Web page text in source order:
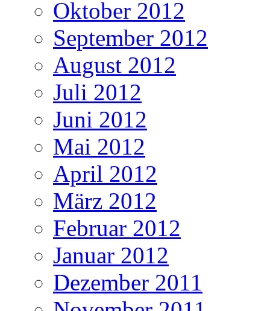
Oktober 2012
September 2012
August 2012
Juli 2012
Juni 2012
Mai 2012
April 2012
März 2012
Februar 2012
Januar 2012
Dezember 2011